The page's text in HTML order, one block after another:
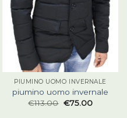
PIUMINO UOMO INVERNALE
piumino uomo invernale
€113.00 €75.00